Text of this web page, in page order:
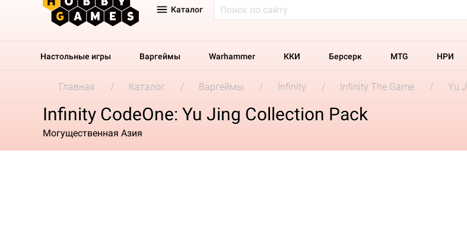
Каталог
Настольные игры Варгеймы Warhammer ККИ Берсерк MTG НРИ
Главная Каталог Варгеймы Infinity Infinity The Game Yu
Infinity CodeOne: Yu Jing Collection Pack
Могущественная Азия